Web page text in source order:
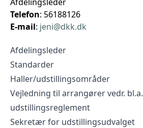
Telefon: 56188126
E-mail: jeni@dkk.dk
Afdelingsleder
Standarder
Haller/udstillingsområder
Vejledning til arrangører vedr. bl.a.
udstillingsreglement
Sekretær for udstillingsudvalget